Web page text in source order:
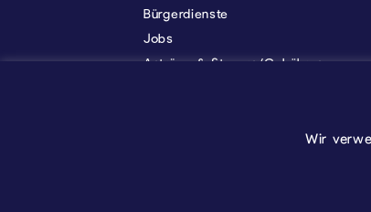
Bürgerdienste
Jobs
Anträge & Steuern/Gebühren
Wir